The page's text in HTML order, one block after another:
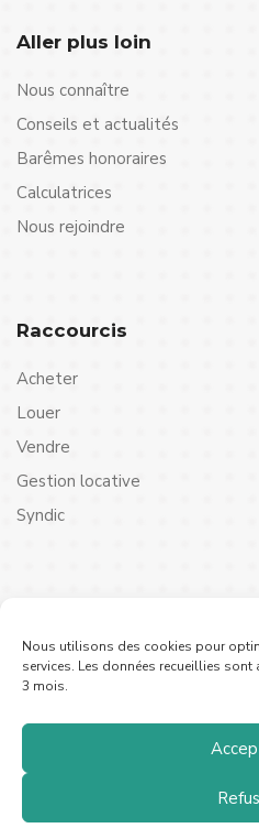
Nous utilisons des cookies pour
services. Les données recueillies
3 mois.
Aller plus loin
Nous connaître
Conseils et actualités
Barêmes honoraires
Calculatrices
Nous rejoindre
Raccourcis
Acheter
Louer
Vendre
Gestion locative
Syndic
Vous avez des questions ou
N’hésitez pas à nous contacter :